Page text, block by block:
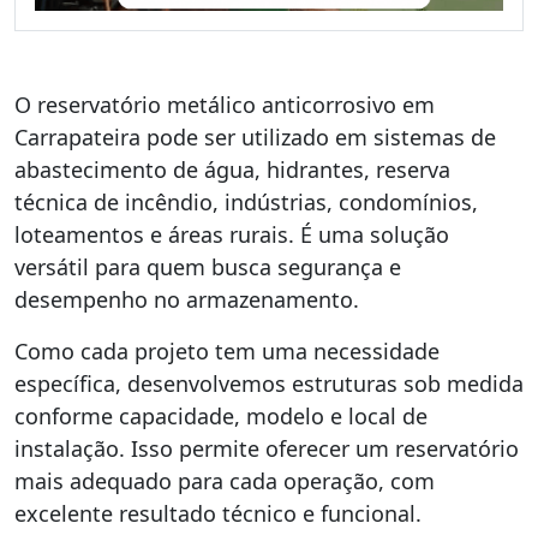
O reservatório metálico anticorrosivo em
Carrapateira pode ser utilizado em sistemas de
abastecimento de água, hidrantes, reserva
técnica de incêndio, indústrias, condomínios,
loteamentos e áreas rurais. É uma solução
versátil para quem busca segurança e
desempenho no armazenamento.
Como cada projeto tem uma necessidade
específica, desenvolvemos estruturas sob medida
conforme capacidade, modelo e local de
instalação. Isso permite oferecer um reservatório
mais adequado para cada operação, com
excelente resultado técnico e funcional.